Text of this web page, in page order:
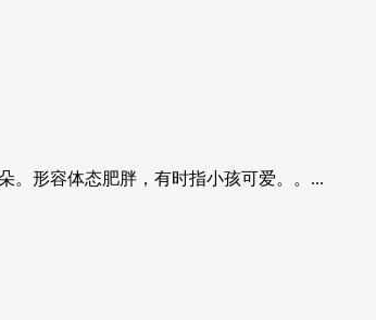
。形容体态肥胖，有时指小孩可爱。。...